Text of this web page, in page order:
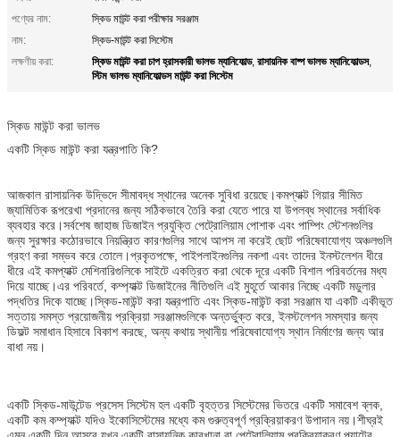
পণ্যের নাম:
স্কিড মাউন্ট করা পরীক্ষার সরঞ্জাম
নাম:
স্কিড-মাউন্ট করা সিস্টেম
লক্ষণীয় করা:
স্কিড মাউন্ট করা চাপ হ্রাসকারী ভালভ ম্যানিফোল্ড, রাসায়নিক বাষ্প ভালভ ম্যানিফোল্ডস,
স্টিম ভালভ ম্যানিফোল্ডস মাউন্ট করা সিস্টেম
স্কিড মাউন্ট করা ভালভ
একটি স্কিড মাউন্ট করা যন্ত্রপাতি কি?
আজকাল রাসায়নিক উদ্ভিদে সীমাবদ্ধ স্থানের অনেক সুবিধা রয়েছে।কমপ্যাক্ট গিয়ার সীমিত
জ্যামিতিক রূপরেখা প্রদানের জন্য সঠিকভাবে তৈরি করা যেতে পারে যা উপলব্ধ স্থানের সর্বাধিক
ব্যবহার করে।সর্বশেষ জাহাজ ডিজাইন প্রযুক্তি পেট্রোলিয়াম পোশাক এবং পাম্পিং স্টেশনগুলির
জন্য সুরক্ষার কঠোরভাবে নিয়ন্ত্রিত কারণগুলির সাথে আপস না করেই ছোট পরিষেবাযোগ্য অঞ্চলগুলি
গ্রহণ করা সম্ভব করে তোলে।প্রকৃতপক্ষে, পাইপলাইনগুলির নকশা এবং তাদের ইনস্টলেশন ধীরে
ধীরে এই কমপ্যাক্ট মেশিনারিগুলিকে সাইটে একত্রিত করা থেকে দূরে একটি বিশাল পরিবর্তনের মধ্য
দিয়ে যাচ্ছে।এর পরিবর্তে, কম্প্যাক্ট ডিজাইনের নীতিগুলি এই মুহূর্তে আকার নিচ্ছে একটি মডুলার
পদ্ধতির দিকে যাচ্ছে।স্কিড-মাউন্ট করা যন্ত্রপাতি এবং স্কিড-মাউন্ট করা সরঞ্জাম যা একটি একীভূত
সত্তায় সমস্ত প্রয়োজনীয় প্রক্রিয়া সরঞ্জামগুলিকে অন্তর্ভুক্ত করে, ইনস্টলেশন সমস্যার জন্য
ডিফল্ট সমাধান হিসাবে বিকাশ করছে, অন্য কথায় স্থানীয় পরিষেবাযোগ্য স্থান নির্মাণের জন্য আর
বাধা নয়।
একটি স্কিড-মাউন্টেড প্রসেস সিস্টেম হল একটি বৃহত্তর সিস্টেমের ভিতরে একটি সমাবেশ ব্লক,
একটি কম কম্প্যাক্ট যদিও ইকোসিস্টেমের মধ্যে কম গুরুত্বপূর্ণ প্রক্রিয়াকরণ উপাদান নয়।শীঘ্রই